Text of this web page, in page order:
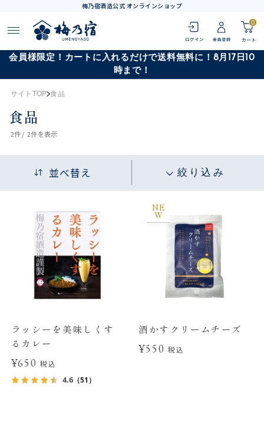
梅乃宿酒造公式 オンラインショップ
0
会員様限定！カートに入れるだけで送料無料に！8月17日10
時まで！
サイトTOP 食品
食品
2件 / 2件を表示
並べ替え 絞り込み
ラッシーを美味しくす
るカレー
¥650税込
4.6（51）
NE
W
酒かすクリームチーズ
¥550税込